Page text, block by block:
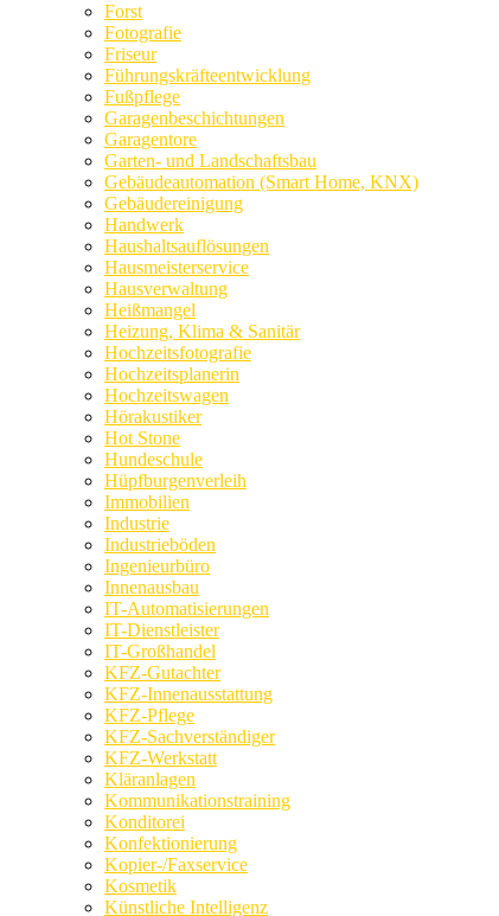
Forst
Fotografie
Friseur
Führungskräfteentwicklung
Fußpflege
Garagenbeschichtungen
Garagentore
Garten- und Landschaftsbau
Gebäudeautomation (Smart Home, KNX)
Gebäudereinigung
Handwerk
Haushaltsauflösungen
Hausmeisterservice
Hausverwaltung
Heißmangel
Heizung, Klima & Sanitär
Hochzeitsfotografie
Hochzeitsplanerin
Hochzeitswagen
Hörakustiker
Hot Stone
Hundeschule
Hüpfburgenverleih
Immobilien
Industrie
Industrieböden
Ingenieurbüro
Innenausbau
IT-Automatisierungen
IT-Dienstleister
IT-Großhandel
KFZ-Gutachter
KFZ-Innenausstattung
KFZ-Pflege
KFZ-Sachverständiger
KFZ-Werkstatt
Kläranlagen
Kommunikationstraining
Konditorei
Konfektionierung
Kopier-/Faxservice
Kosmetik
Künstliche Intelligenz